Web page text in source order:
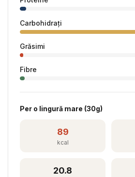
Carbohidrați
Grăsimi
Fibre
Per o lingură mare (30g)
89
kcal
20.8